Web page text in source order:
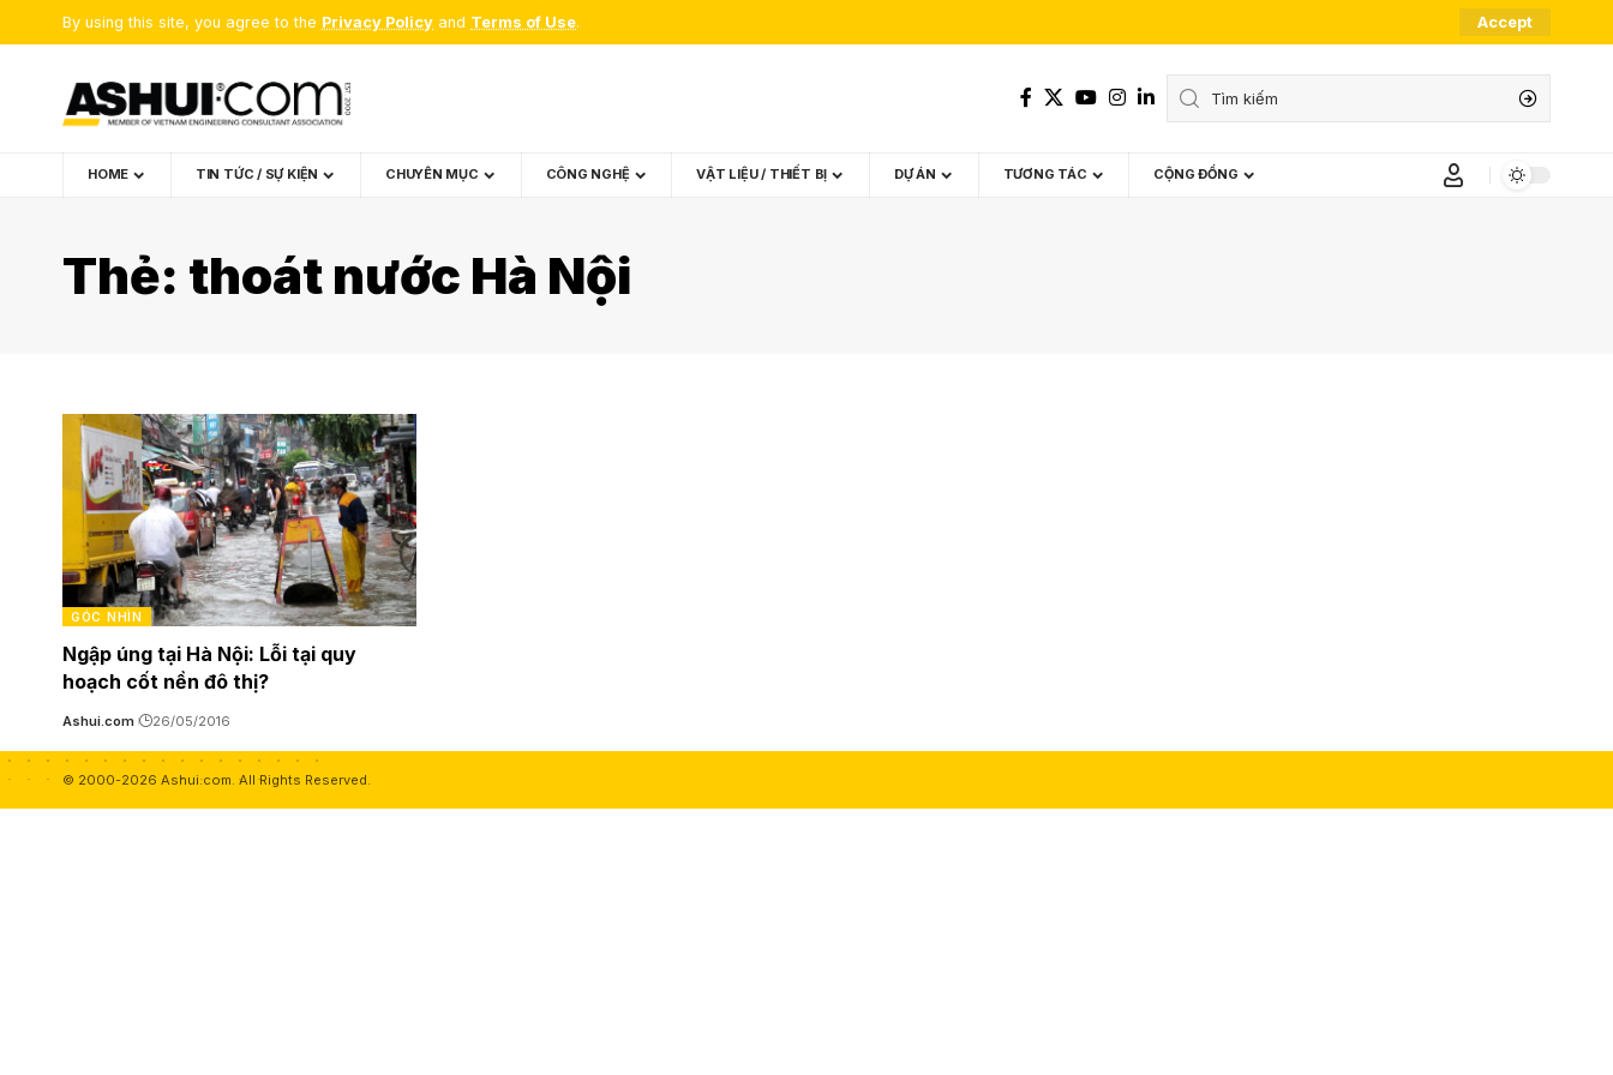
By using this site, you agree to the Privacy Policy and Terms of Use. Accept
HOME TIN TỨC / SỰ KIỆN CHUYÊN MỤC CÔNG NGHỆ VẬT LIỆU / THIẾT BỊ DỰ ÁN TƯƠNG TÁC CỘNG ĐỒNG
Thẻ: thoát nước Hà Nội
GÓC NHÌN
Ngập úng tại Hà Nội: Lỗi tại quy
hoạch cốt nền đô thị?
Ashui.com 26/05/2016
© 2000-2026 Ashui.com. All Rights Reserved.